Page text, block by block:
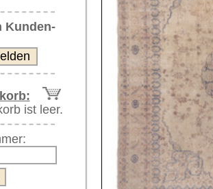
Weitere größere Bilder (öffnen sich in neuem
Bitte klicken Sie auf die kleinen Bilder weiter unten für
Hauptbild Bild Nr. 3 Bild
Bild Nr. 8